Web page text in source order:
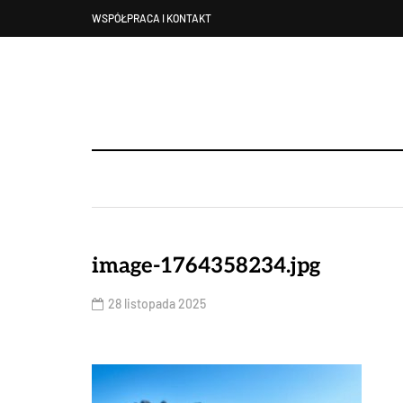
WSPÓŁPRACA I KONTAKT
image-1764358234.jpg
28 listopada 2025